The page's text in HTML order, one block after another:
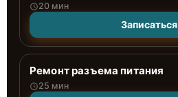
20 мин
Записаться
Ремонт разъема питания
25 мин